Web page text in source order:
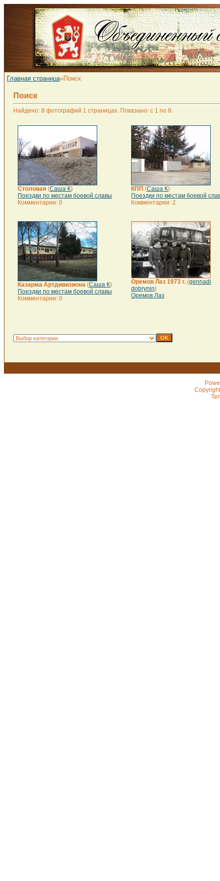
Главная страница»Поиск
Поиск
Найдено: 8 фотографий 1 страницах. Показано: с 1 по 8.
Столовая (Саша К)
Поездки по местам боевой славы
Комментарии: 0
КПП (Саша К)
Поездки по местам боевой
Комментарии: 2
Казарма Артдивизиона (Саша К)
Поездки по местам боевой славы
Комментарии: 0
Оремов Лаз 1973 г. (gennadi
dobrynin)
Оремов Лаз